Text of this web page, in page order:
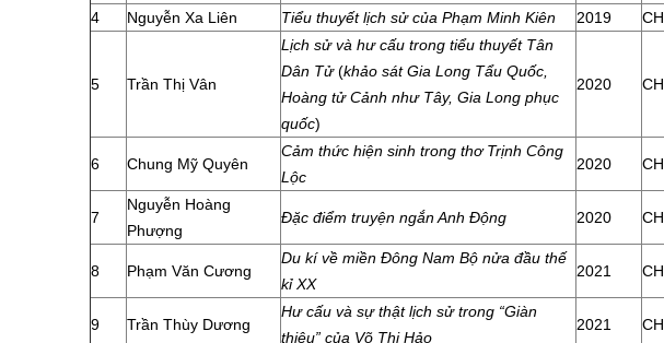
4 Nguyễn Xa Liên Tiểu thuyết lịch sử của Phạm Minh Kiên 2019 CH
5 Trần Thị Vân
Lịch sử và hư cấu trong tiểu thuyết Tân
Dân Tử(khảo sát Gia Long Tẩu Quốc,
Hoàng tử Cảnh như Tây, Gia Long phục
quốc)
2020 CH
6 Chung Mỹ Quyên
Cảm thức hiện sinh trong thơ Trịnh Công
Lộc
2020 CH
7
Nguyễn Hoàng
Phượng
Đặc điểm truyện ngắn Anh Động 2020 CH
8 Phạm Văn Cương
Du kí về miền Đông Nam Bộ nửa đầu thế
kỉ XX
2021 CH
9 Trần Thùy Dương
Hư cấu và sự thật lịch sử trong “Giàn
thiêu” của Võ Thị Hảo
2021 CH